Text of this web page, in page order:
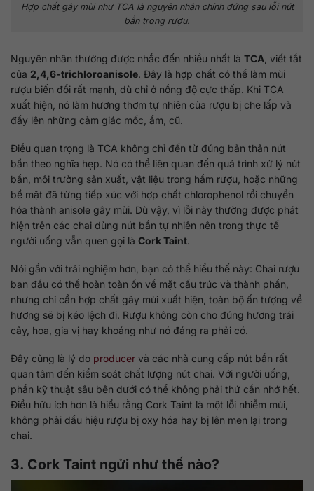
Hợp chất gây mùi như TCA là nguyên nhân chính đứng sau lỗi nút
bần trong rượu.
Nguyên nhân thường được nhắc đến nhiều nhất là TCA , viết tắt
của 2,4,6-trichloroanisole. Đây là hợp chất có thể làm mùi
rượu biến đổi rất mạnh, dù chỉ ở nồng độ cực thấp. Khi TCA
xuất hiện, nó làm hương thơm tự nhiên của rượu bị che lấp và
đẩy lên những cảm giác mốc, ẩm, cũ.
Điều quan trọng là TCA không chỉ đến từ đúng bản thân nút
bần theo nghĩa hẹp. Nó có thể liên quan đến quá trình xử lý nút
bần, môi trường sản xuất, vật liệu trong hầm rượu, hoặc những
bề mặt đã từng tiếp xúc với hợp chất chlorophenol rồi chuyển
hóa thành anisole gây mùi. Dù vậy, vì lỗi này thường được phát
hiện trên các chai dùng nút bần tự nhiên nên trong thực tế
người uống vẫn quen gọi là Cork Taint.
Nói gần với trải nghiệm hơn, bạn có thể hiểu thế này: Chai rượu
ban đầu có thể hoàn toàn ổn về mặt cấu trúc và thành phần,
nhưng chỉ cần hợp chất gây mùi xuất hiện, toàn bộ ấn tượng về
hương sẽ bị kéo lệch đi. Rượu không còn cho đúng hương trái
cây, hoa, gia vị hay khoáng như nó đáng ra phải có.
Đây cũng là lý do producer và các nhà cung cấp nút bần rất
quan tâm đến kiểm soát chất lượng nút chai. Với người uống,
phần kỹ thuật sâu bên dưới có thể không phải thứ cần nhớ hết.
Điều hữu ích hơn là hiểu rằng Cork Taint là một lỗi nhiễm mùi,
không phải dấu hiệu rượu bị oxy hóa hay bị lên men lại trong
chai.
3. Cork Taint ngửi như thế nào?